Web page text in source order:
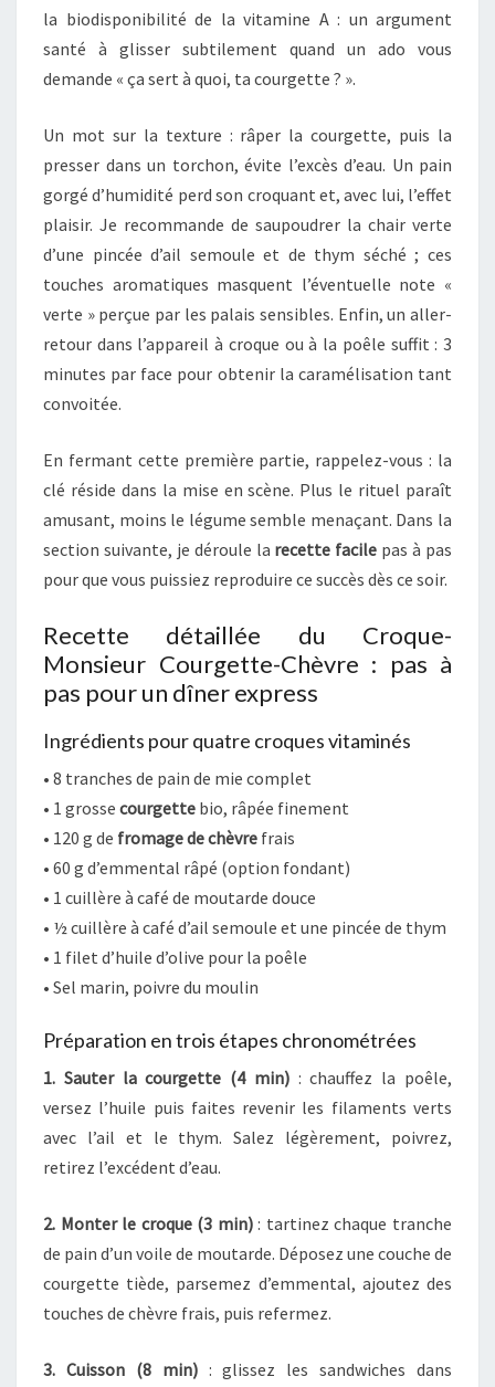
la biodisponibilité de la vitamine A : un argument
santé à glisser subtilement quand un ado vous
demande « ça sert à quoi, ta courgette ? ».
Un mot sur la texture : râper la courgette, puis la
presser dans un torchon, évite l’excès d’eau. Un pain
gorgé d’humidité perd son croquant et, avec lui, l’effet
plaisir. Je recommande de saupoudrer la chair verte
d’une pincée d’ail semoule et de thym séché ; ces
touches aromatiques masquent l’éventuelle note «
verte » perçue par les palais sensibles. Enfin, un aller-
retour dans l’appareil à croque ou à la poêle suffit : 3
minutes par face pour obtenir la caramélisation tant
convoitée.
En fermant cette première partie, rappelez-vous : la
clé réside dans la mise en scène. Plus le rituel paraît
amusant, moins le légume semble menaçant. Dans la
section suivante, je déroule la recette facile pas à pas
pour que vous puissiez reproduire ce succès dès ce soir.
Recette détaillée du Croque-
Monsieur Courgette-Chèvre : pas à
pas pour un dîner express
Ingrédients pour quatre croques vitaminés
• 8 tranches de pain de mie complet
• 1 grosse courgette bio, râpée finement
• 120 g de fromage de chèvre frais
• 60 g d’emmental râpé (option fondant)
• 1 cuillère à café de moutarde douce
• ½ cuillère à café d’ail semoule et une pincée de thym
• 1 filet d’huile d’olive pour la poêle
• Sel marin, poivre du moulin
Préparation en trois étapes chronométrées
1. Sauter la courgette (4 min): chauffez la poêle,
versez l’huile puis faites revenir les filaments verts
avec l’ail et le thym. Salez légèrement, poivrez,
retirez l’excédent d’eau.
2. Monter le croque (3 min): tartinez chaque tranche
de pain d’un voile de moutarde. Déposez une couche de
courgette tiède, parsemez d’emmental, ajoutez des
touches de chèvre frais, puis refermez.
3. Cuisson (8 min): glissez les sandwiches dans